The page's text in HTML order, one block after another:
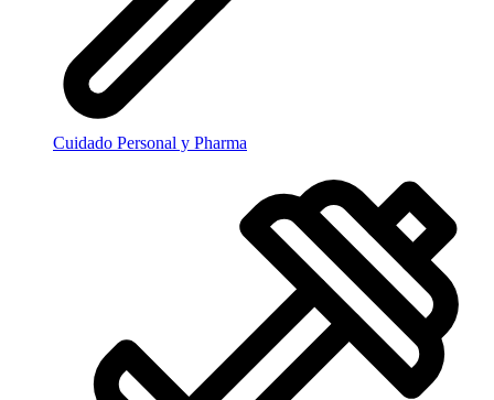
Cuidado Personal y Pharma